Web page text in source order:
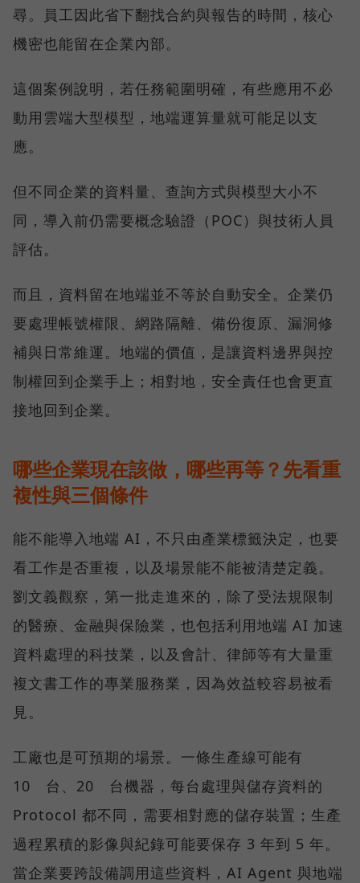
尋。員工因此省下翻找合約與報告的時間，核心
機密也能留在企業內部。
這個案例說明，若任務範圍明確，有些應用不必
動用雲端大型模型，地端運算量就可能足以支
應。
但不同企業的資料量、查詢方式與模型大小不
同，導入前仍需要概念驗證（POC）與技術人員
評估。
而且，資料留在地端並不等於自動安全。企業仍
要處理帳號權限、網路隔離、備份復原、漏洞修
補與日常維運。地端的價值，是讓資料邊界與控
制權回到企業手上；相對地，安全責任也會更直
接地回到企業。
哪些企業現在該做，哪些再等？先看重
複性與三個條件
能不能導入地端 AI，不只由產業標籤決定，也要
看工作是否重複，以及場景能不能被清楚定義。
劉文義觀察，第一批走進來的，除了受法規限制
的醫療、金融與保險業，也包括利用地端 AI 加速
資料處理的科技業，以及會計、律師等有大量重
複文書工作的專業服務業，因為效益較容易被看
見。
工廠也是可預期的場景。一條生產線可能有
10 台、20 台機器，每台處理與儲存資料的
Protocol 都不同，需要相對應的儲存裝置；生產
過程累積的影像與紀錄可能要保存 3 年到 5 年。
當企業要跨設備調用這些資料，AI Agent 與地端